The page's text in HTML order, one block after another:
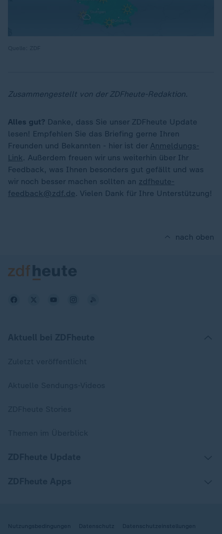
Zusammengestellt von der ZDFheute-Redaktion.
Alles gut? Danke, dass Sie unser ZDFheute Update
lesen! Empfehlen Sie das Briefing gerne Ihren
Freunden und Bekannten - hier ist der Anmeldungs-
Link. Außerdem freuen wir uns weiterhin über Ihr
Feedback, was Ihnen besonders gut gefällt und was
wir noch besser machen sollten an zdfheute-
feedback@zdf.de. Vielen Dank für Ihre Unterstützung!
nach oben
Nutzungsbedingungen Datenschutz Datenschutzeinstellungen